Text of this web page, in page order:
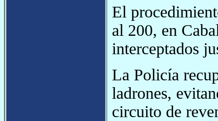
El
al 200, en
interceptados
La Policía
ladrones,
circuito de